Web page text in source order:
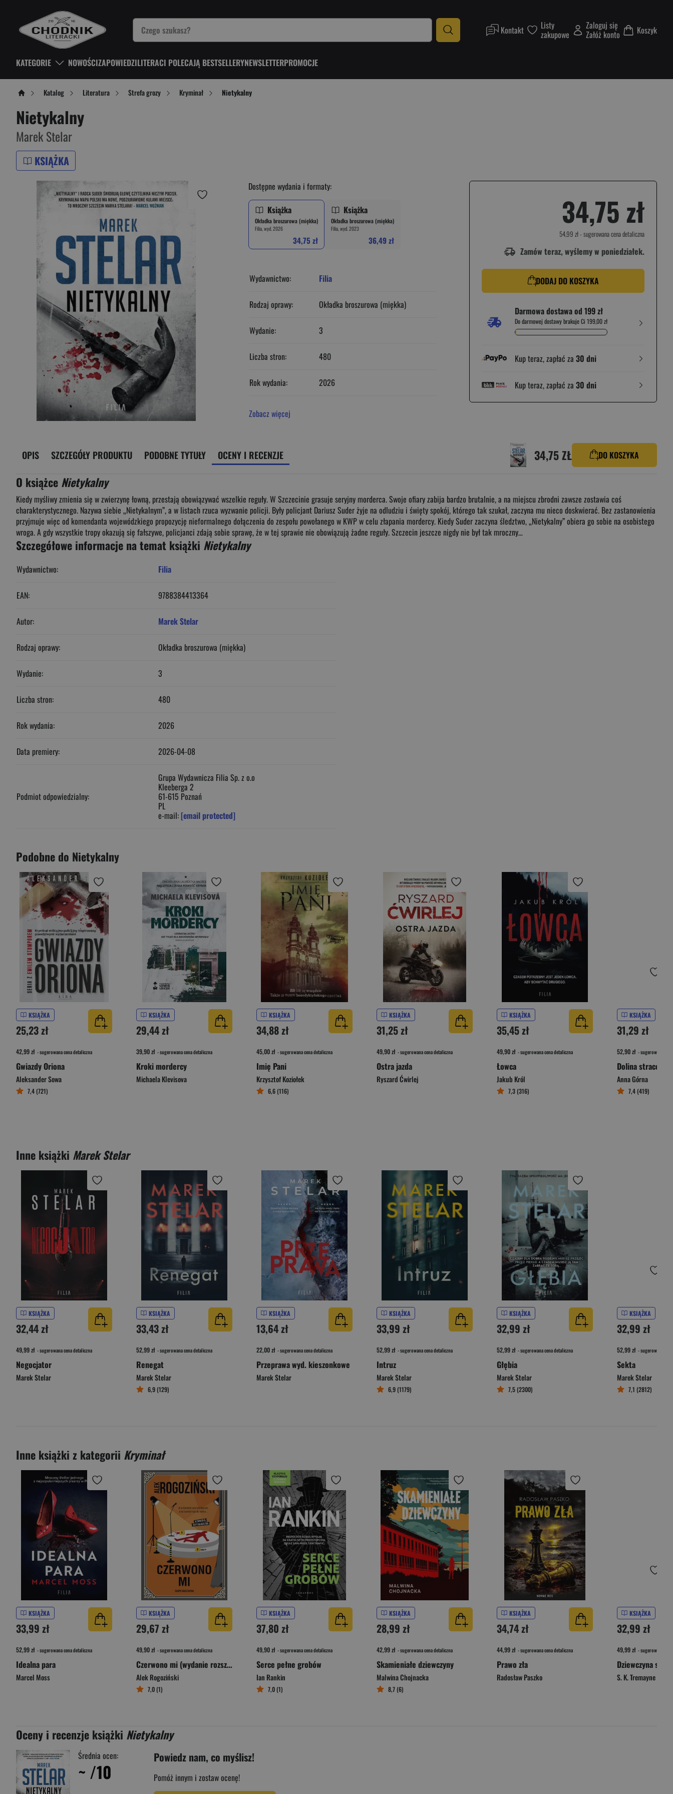
Kontakt Listy
zakupowe
Zaloguj się
Załóż konto Koszyk
KATEGORIE NOWOŚCIZAPOWIEDZILITERACI POLECAJĄ BESTSELLERYNEWSLETTERPROMOCJE
Katalog Literatura Strefa grozy Kryminał Nietykalny
Nietykalny
Marek Stelar
KSIĄŻKA
34,75 zł
54,99 zł- sugerowana cena detaliczna
Zamów teraz, wyślemy w poniedziałek.
DODAJ DO KOSZYKA
Darmowa dostawa od 199 zł
Do darmowej dostawy brakuje Ci 199,00 zł
Kup teraz, zapłać za 30 dni
Kup teraz, zapłać za 30 dni
Dostępne wydania i formaty:
Książka
Okładka broszurowa (miękka)
Filia, wyd. 2026
34,75 zł
Książka
Okładka broszurowa (miękka)
Filia, wyd. 2023
36,49 zł
Wydawnictwo: Filia
Rodzaj oprawy: Okładka broszurowa (miękka)
Wydanie: 3
Liczba stron: 480
Rok wydania: 2026
Zobacz więcej
OPIS SZCZEGÓŁY PRODUKTU PODOBNE TYTUŁY OCENY I RECENZJE 34,75 ZŁ DO KOSZYKA
O książce Nietykalny
Kiedy myśliwy zmienia się w zwierzynę łowną, przestają obowiązywać wszelkie reguły. W Szczecinie grasuje seryjny morderca. Swoje ofiary zabija bardzo brutalnie, a na miejscu zbrodni zawsze zostawia coś
charakterystycznego. Nazywa siebie „Nietykalnym”, a w listach rzuca wyzwanie policji. Były policjant Dariusz Suder żyje na odludziu i święty spokój, którego tak szukał, zaczyna mu nieco doskwierać. Bez zastanowienia
przyjmuje więc od komendanta wojewódzkiego propozycję nieformalnego dołączenia do zespołu powołanego w KWP w celu złapania mordercy. Kiedy Suder zaczyna śledztwo, „Nietykalny” obiera go sobie na osobistego
wroga. A gdy wszystkie tropy okazują się fałszywe, policjanci zdają sobie sprawę, że w tej sprawie nie obowiązują żadne reguły. Szczecin jeszcze nigdy nie był tak mroczny…
Szczegółowe informacje na temat książki Nietykalny
Wydawnictwo: Filia
EAN: 9788384413364
Autor: Marek Stelar
Rodzaj oprawy: Okładka broszurowa (miękka)
Wydanie: 3
Liczba stron: 480
Rok wydania: 2026
Data premiery: 2026-04-08
Podmiot odpowiedzialny:
Grupa Wydawnicza Filia Sp. z o.o
Kleeberga 2
61-615 Poznań
PL
e-mail: [email protected]
Podobne do Nietykalny
KSIĄŻKA
25,23 zł
42,99 zł - sugerowana cena detaliczna
Gwiazdy Oriona
Aleksander Sowa
7,4 (721)
KSIĄŻKA
29,44 zł
39,90 zł - sugerowana cena detaliczna
Kroki mordercy
Michaela Klevisova
KSIĄŻKA
34,88 zł
45,00 zł - sugerowana cena detaliczna
Imię Pani
Krzysztof Koziołek
6,6 (116)
KSIĄŻKA
31,25 zł
49,90 zł - sugerowana cena detaliczna
Ostra jazda
Ryszard Ćwirlej
KSIĄŻKA
35,45 zł
49,90 zł - sugerowana cena detaliczna
Łowca
Jakub Król
7,3 (316)
KSIĄŻKA
31,29 zł
52,90 zł - sugerowana
Dolina
Anna Górna
7,4 (419)
Inne książki Marek Stelar
KSIĄŻKA
32,44 zł
49,99 zł - sugerowana cena detaliczna
Negocjator
Marek Stelar
KSIĄŻKA
33,43 zł
52,99 zł - sugerowana cena detaliczna
Renegat
Marek Stelar
6,9 (129)
KSIĄŻKA
13,64 zł
22,00 zł - sugerowana cena detaliczna
Przeprawa wyd. kieszonkowe
Marek Stelar
KSIĄŻKA
33,99 zł
52,99 zł - sugerowana cena detaliczna
Intruz
Marek Stelar
6,9 (1179)
KSIĄŻKA
32,99 zł
52,99 zł - sugerowana cena detaliczna
Głębia
Marek Stelar
7,5 (2300)
KSIĄŻKA
32,99 zł
52,99 zł - sugerowana
Sekta
Marek Stelar
7,1 (2812)
Inne książki z kategorii Kryminał
KSIĄŻKA
33,99 zł
52,99 zł - sugerowana cena detaliczna
Idealna para
Marcel Moss
KSIĄŻKA
29,67 zł
49,90 zł - sugerowana cena detaliczna
Czerwono mi (wydanie rozszerzone)
Alek Rogoziński
7,0 (1)
KSIĄŻKA
37,80 zł
49,90 zł - sugerowana cena detaliczna
Serce pełne grobów
Ian Rankin
7,0 (1)
KSIĄŻKA
28,99 zł
42,99 zł - sugerowana cena detaliczna
Skamieniałe dziewczyny
Malwina Chojnacka
8,7 (6)
KSIĄŻKA
34,74 zł
44,99 zł - sugerowana cena detaliczna
Prawo zła
Radosław Paszko
KSIĄŻKA
32,99 zł
49,99 zł - sugerowana
Dziewczyna
S. K. Tremayne
Oceny i recenzje książki Nietykalny
Średnia ocen:
~ /10
Powiedz nam, co myślisz!
Pomóż innym i zostaw ocenę!